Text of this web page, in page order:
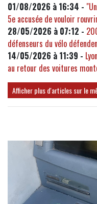
01/08/2026 à 16:34 -
5e accusée de vouloir
28/05/2026 à 07:12 -
défenseurs du vélo
14/05/2026 à 11:39 -
au retour des voitures
Afficher plus d'articles sur le